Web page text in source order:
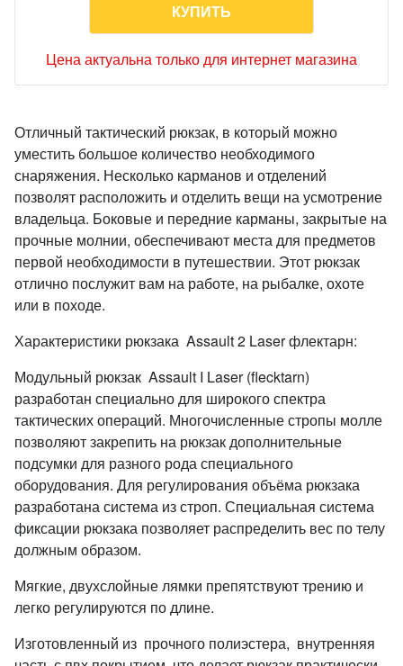
КУПИТЬ
Цена актуальна только для интернет магазина
Отличный тактический рюкзак, в который можно
уместить большое количество необходимого
снаряжения. Несколько карманов и отделений
позволят расположить и отделить вещи на усмотрение
владельца. Боковые и передние карманы, закрытые на
прочные молнии, обеспечивают места для предметов
первой необходимости в путешествии. Этот рюкзак
отлично послужит вам на работе, на рыбалке, охоте
или в походе.
Характеристики рюкзака Assault 2 Laser флектарн:
Модульный рюкзак Assault I Laser (flecktarn)
разработан специально для широкого спектра
тактических операций. Многочисленные стропы молле
позволяют закрепить на рюкзак дополнительные
подсумки для разного рода специального
оборудования. Для регулирования объёма рюкзака
разработана система из строп. Специальная система
фиксации рюкзака позволяет распределить вес по телу
должным образом.
Мягкие, двухслойные лямки препятствуют трению и
легко регулируются по длине.
Изготовленный из прочного полиэстера, внутренняя